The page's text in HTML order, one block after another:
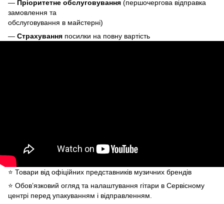
— Пріоритетне обслуговування (першочергова відправка
замовлення та
обслуговування в майстерні)
— Страхування посилки на повну вартість
⭐️ Товари від офіційних представників музичних брендів
⭐️ Обов’язковий огляд та налаштування гітари в Сервісному
центрі перед упакуванням і відправленням.